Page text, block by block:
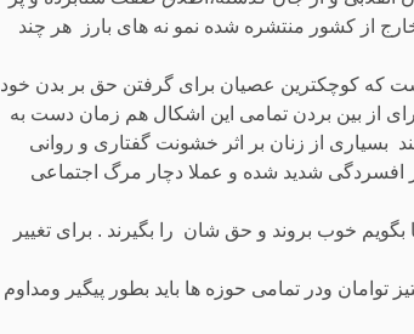
از کشور منتشره شده نمو نه های بارز هر چند
که کوچکترین عصیان برای گرفتن حق بر بدن خود
از بین بردن تمامی این اشکال هم زمان دست به
بسیاری از زنان بر اثر خشونت گفتاری و روانی
افسردگی شدید شده و عملا دچار مرگ اجتماعی
خوب بروند و حق شان را بگیرند . برای تغییر
ودر تمامی حوزه ها باید بطور پیگیر ومداوم